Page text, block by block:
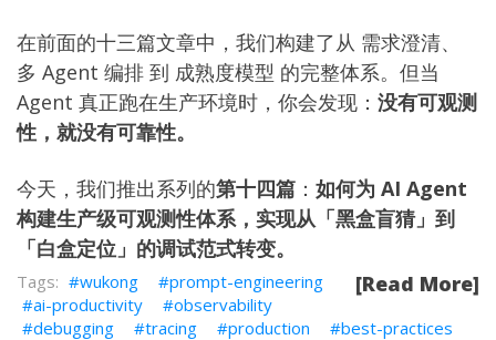
在前面的十三篇文章中，我们构建了从 需求澄清、
多 Agent 编排 到 成熟度模型 的完整体系。但当
Agent 真正跑在生产环境时，你会发现： 没有可观测
性，就没有可靠性。
今天，我们推出系列的第十四篇 ： 如何为 AI Agent
构建生产级可观测性体系，实现从「黑盒盲猜」到
「白盒定位」的调试范式转变。
[Read More]
wukong
prompt-engineering
ai-productivity
observability
debugging
tracing production best-practices